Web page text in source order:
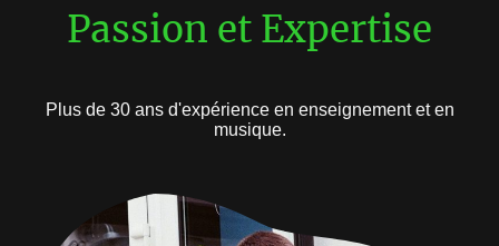
Passion et Expertise
Plus de 30 ans d'expérience en enseignement et en
musique.